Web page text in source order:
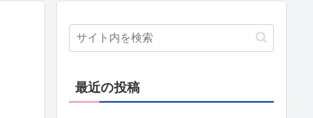
最近の投稿